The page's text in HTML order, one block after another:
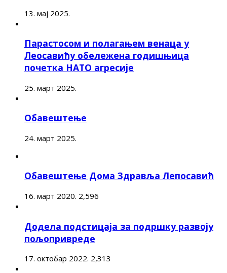
13. мај 2025.
Парастосом и полагањем венаца у
Леосавићу обележена годишњица
почетка НАТО агресије
25. март 2025.
Обавештење
24. март 2025.
Обавештење Дома Здравља Лепосавић
16. март 2020. 2,596
Додела подстицаја за подршку развоју
пољопривреде
17. октобар 2022. 2,313